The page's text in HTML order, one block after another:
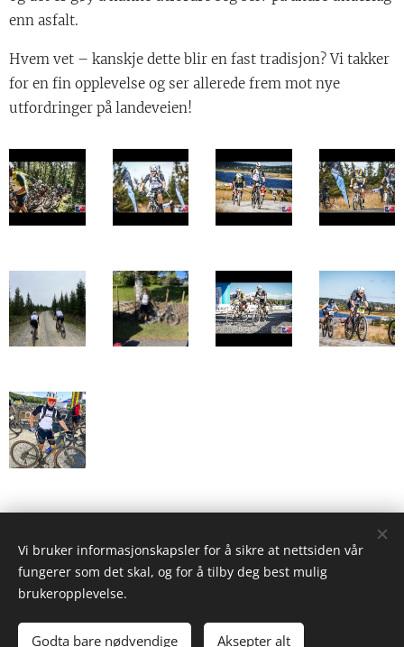
enn asfalt.
Hvem vet – kanskje dette blir en fast tradisjon? Vi takker
for en fin opplevelse og ser allerede frem mot nye
utfordringer på landeveien!
Bilder levert avPexels
Vi bruker informasjonskapsler for å sikre at nettsiden vår
fungerer som det skal, og for å tilby deg best mulig
brukeropplevelse.
Godta bare nødvendige Aksepter alt